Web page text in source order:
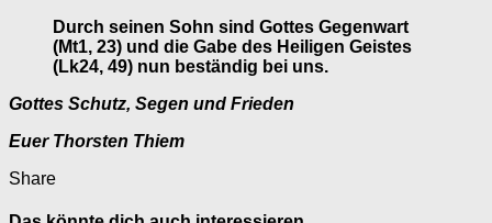
Durch seinen Sohn sind Gottes Gegenwart
(Mt1, 23) und die Gabe des Heiligen Geistes
(Lk24, 49) nun beständig bei uns.
Gottes Schutz, Segen und Frieden
Euer Thorsten Thiem
Share